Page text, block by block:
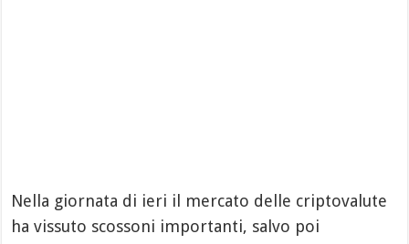
Nella giornata di ieri il mercato delle criptovalute
ha vissuto scossoni importanti, salvo poi